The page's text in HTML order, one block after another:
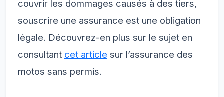
couvrir les dommages causés à des tiers,
souscrire une assurance est une obligation
légale. Découvrez-en plus sur le sujet en
consultant cet article sur l’assurance des
motos sans permis.